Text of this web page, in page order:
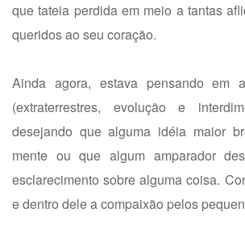
que tateia perdida em meio a tantas
queridos ao seu coração.
Ainda agora, estava pensando em
(extraterrestres, evolução e
desejando que alguma idéia maior
mente ou que algum amparador
esclarecimento sobre alguma coisa.
e dentro dele a compaixão pelos